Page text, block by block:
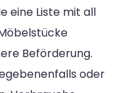
eine Liste mit all
Beförderung.
oder